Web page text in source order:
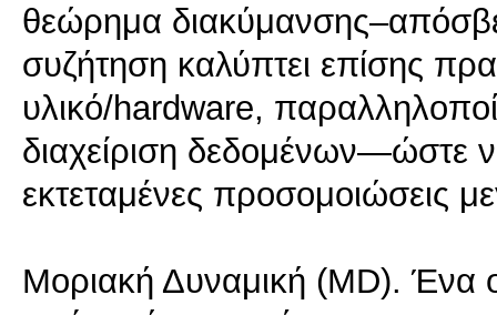
θεώρημα
συζήτηση καλύπτει επίσης
υλικό/hardware,
διαχείριση δεδομένων—ώστε
εκτεταμένες προσομοιώσεις
Μοριακή Δυναμική (MD). Ένα